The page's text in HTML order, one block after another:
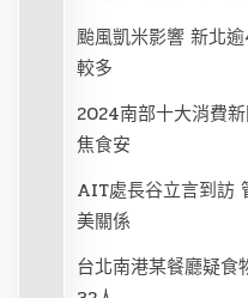
颱風凱米影響 新北
較多
2024南部十大消費
焦食安
AIT處長谷立言到訪
美關係
台北南港某餐廳疑